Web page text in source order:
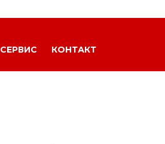
СЕРВИС КОНТАКТ